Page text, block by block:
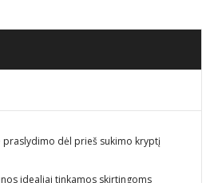
praslydimo dėl prieš sukimo kryptį
idealiai tinkamos skirtingoms